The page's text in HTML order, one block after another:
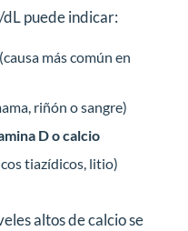
puede indicar:
(causa más común en
riñón o sangre)
D o calcio
tiazídicos, litio)
altos de calcio se